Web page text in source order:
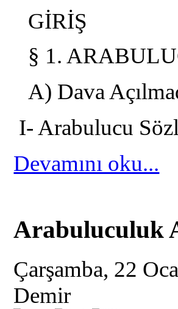
GİRİŞ
§ 1.
A) Dava
I- Arabulucu
Devamını oku...
Arabuluculuk
Çarşamba, 22
Demir